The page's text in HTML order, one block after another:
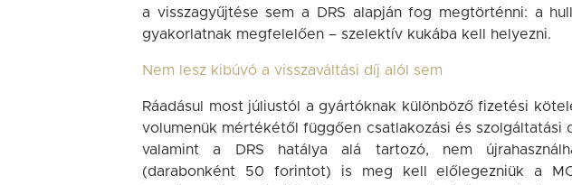
a visszagyűjtése sem a DRS alapján fog megtörténni: a
gyakorlatnak megfelelően – szelektív kukába kell helyezni.
Nem lesz kibúvó a visszaváltási díj alól sem
Ráadásul most júliustól a gyártóknak különböző fizetési
volumenük mértékétől függően csatlakozási és szolgáltatási
valamint a DRS hatálya alá tartozó, nem
(darabonként 50 forintot) is meg kell előlegezniük a